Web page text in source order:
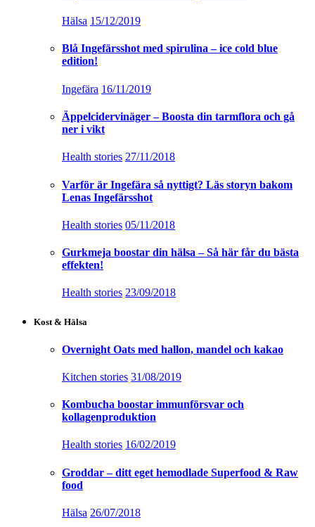
Hälsa 15/12/2019
Blå Ingefärsshot med spirulina – ice cold blue
edition!
Ingefära 16/11/2019
Äppelcidervinäger – Boosta din tarmflora och gå
ner i vikt
Health stories 27/11/2018
Varför är Ingefära så nyttigt? Läs storyn bakom
Lenas Ingefärsshot
Health stories 05/11/2018
Gurkmeja boostar din hälsa – Så här får du bästa
effekten!
Health stories 23/09/2018
Kost & Hälsa
Overnight Oats med hallon, mandel och kakao
Kitchen stories 31/08/2019
Kombucha boostar immunförsvar och
kollagenproduktion
Health stories 16/02/2019
Groddar – ditt eget hemodlade Superfood & Raw
food
Hälsa 26/07/2018